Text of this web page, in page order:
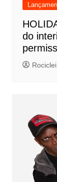
do
Rociclei